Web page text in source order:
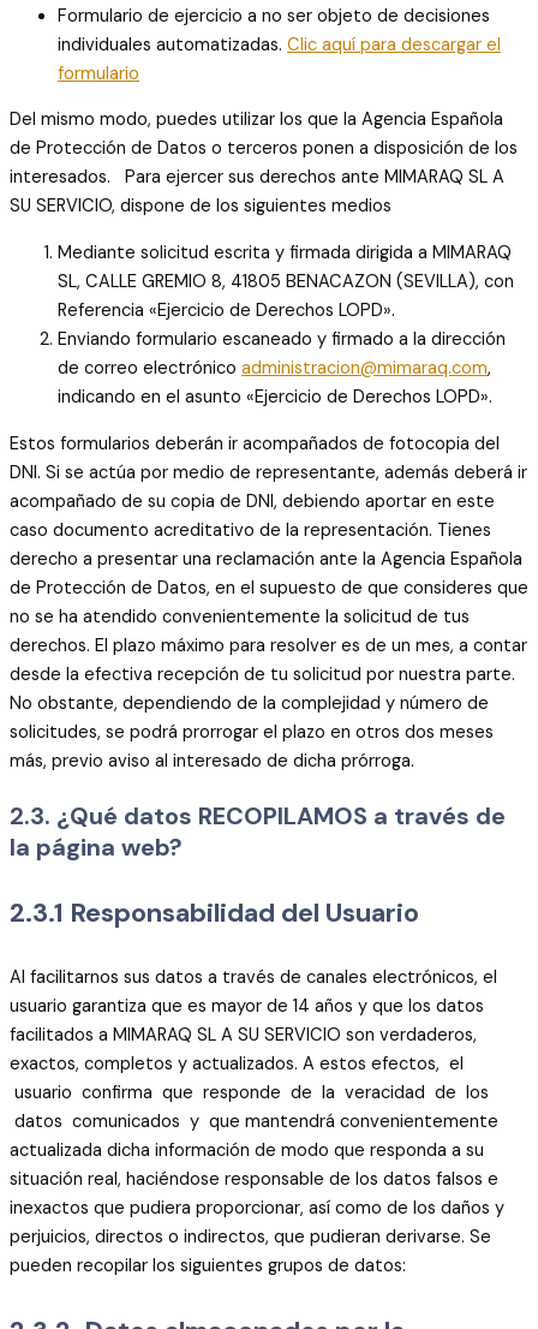
Formulario de ejercicio a no ser objeto de decisiones
individuales automatizadas. Clic aquí para descargar el
formulario
Del mismo modo, puedes utilizar los que la Agencia Española
de Protección de Datos o terceros ponen a disposición de los
interesados. Para ejercer sus derechos ante MIMARAQ SL A
SU SERVICIO, dispone de los siguientes medios
Mediante solicitud escrita y firmada dirigida a MIMARAQ
SL, CALLE GREMIO 8, 41805 BENACAZON (SEVILLA), con
Referencia «Ejercicio de Derechos LOPD».
Enviando formulario escaneado y firmado a la dirección
de correo electrónico administracion@mimaraq.com,
indicando en el asunto «Ejercicio de Derechos LOPD».
Estos formularios deberán ir acompañados de fotocopia del
DNI. Si se actúa por medio de representante, además deberá ir
acompañado de su copia de DNI, debiendo aportar en este
caso documento acreditativo de la representación. Tienes
derecho a presentar una reclamación ante la Agencia Española
de Protección de Datos, en el supuesto de que consideres que
no se ha atendido convenientemente la solicitud de tus
derechos. El plazo máximo para resolver es de un mes, a contar
desde la efectiva recepción de tu solicitud por nuestra parte.
No obstante, dependiendo de la complejidad y número de
solicitudes, se podrá prorrogar el plazo en otros dos meses
más, previo aviso al interesado de dicha prórroga.
2.3. ¿Qué datos RECOPILAMOS a través de
la página web?
2.3.1 Responsabilidad del Usuario
Al facilitarnos sus datos a través de canales electrónicos, el
usuario garantiza que es mayor de 14 años y que los datos
facilitados a MIMARAQ SL A SU SERVICIO son verdaderos,
exactos, completos y actualizados. A estos efectos, el
usuario confirma que responde de la veracidad de los
datos comunicados y que mantendrá convenientemente
actualizada dicha información de modo que responda a su
situación real, haciéndose responsable de los datos falsos e
inexactos que pudiera proporcionar, así como de los daños y
perjuicios, directos o indirectos, que pudieran derivarse. Se
pueden recopilar los siguientes grupos de datos: